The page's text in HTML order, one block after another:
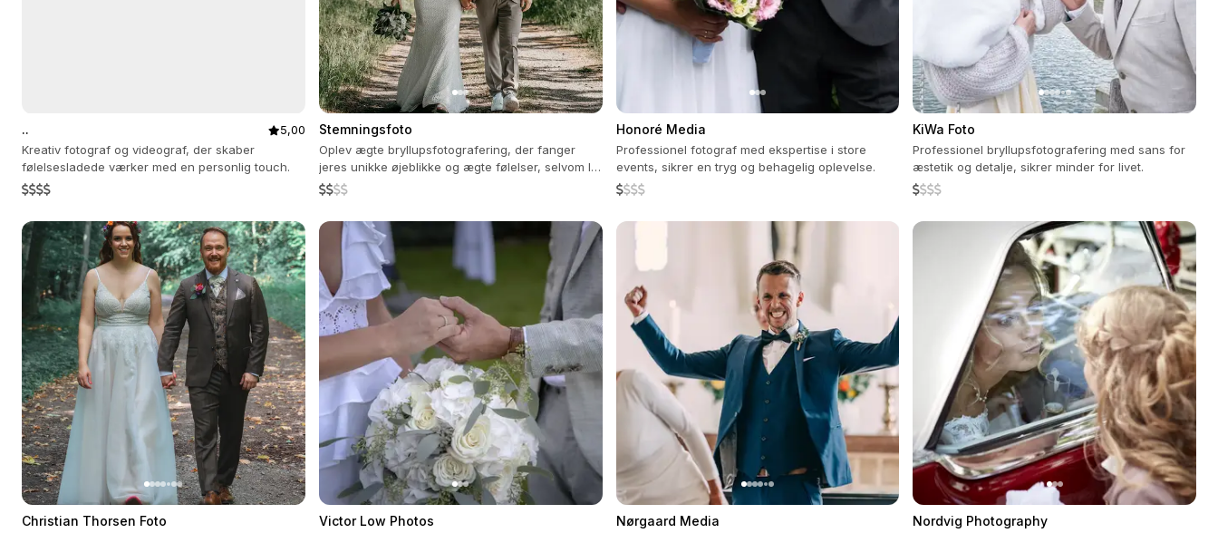
..
5,00
Kreativ fotograf og videograf, der skaber
følelsesladede værker med en personlig touch.
Stemningsfoto
Oplev ægte bryllupsfotografering, der fanger
jeres unikke øjeblikke og ægte følelser, selvom I
er kamerasky.
Honoré Media
Professionel fotograf med ekspertise i store
events, sikrer en tryg og behagelig oplevelse.
KiWa Foto
Professionel bryllupsfotografering med sans for
æstetik og detalje, sikrer minder for livet.
Christian Thorsen Foto Victor Low Photos Nørgaard Media Nordvig Photography